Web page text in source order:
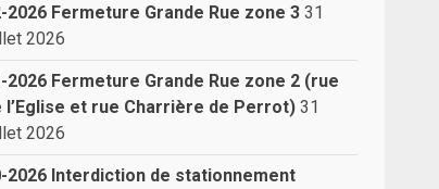
2026 Fermeture Grande Rue zone 3 31
2026
2026 Fermeture Grande Rue zone 2 (rue
l’Eglise et rue Charrière de Perrot) 31
2026
2026 Interdiction de stationnement